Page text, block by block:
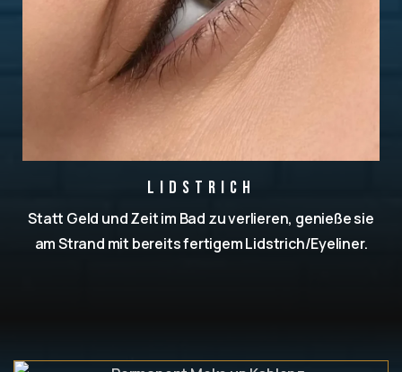
Lidstrich
Statt Geld und Zeit im Bad zu verlieren, genieße sie
am Strand mit bereits fertigem Lidstrich/Eyeliner.